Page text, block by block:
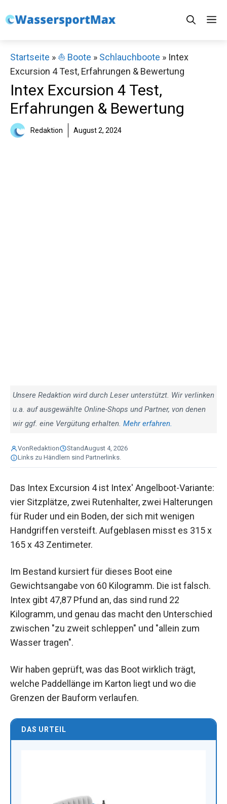
Inhalt
Startseite » ⛵️ Boote » Schlauchboote » Intex
Excursion 4 Test, Erfahrungen & Bewertung
Intex Excursion 4 Test,
Erfahrungen & Bewertung
Redaktion August 2, 2024
Unsere Redaktion wird durch Leser unterstützt. Wir verlinken
u.a. auf ausgewählte Online-Shops und Partner, von denen
wir ggf. eine Vergütung erhalten. Mehr erfahren.
VonRedaktion StandAugust 4, 2026
Links zu Händlern sind Partnerlinks.
Das Intex Excursion 4 ist Intex' Angelboot-Variante:
vier Sitzplätze, zwei Rutenhalter, zwei Halterungen
für Ruder und ein Boden, der sich mit wenigen
Handgriffen versteift. Aufgeblasen misst es 315 x
165 x 43 Zentimeter.
Im Bestand kursiert für dieses Boot eine
Gewichtsangabe von 60 Kilogramm. Die ist falsch.
Intex gibt 47,87 Pfund an, das sind rund 22
Kilogramm, und genau das macht den Unterschied
zwischen "zu zweit schleppen" und "allein zum
Wasser tragen".
Wir haben geprüft, was das Boot wirklich trägt,
welche Paddellänge im Karton liegt und wo die
Grenzen der Bauform verlaufen.
DAS URTEIL